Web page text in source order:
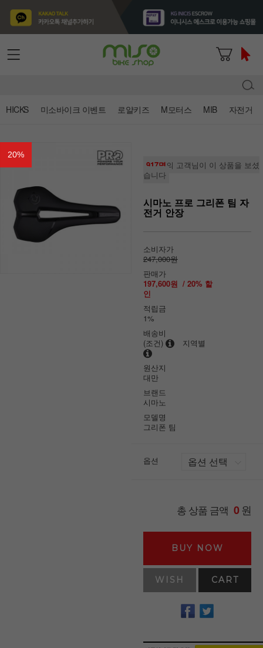
HICKS 미소바이크 이벤트 로얄키즈 M모터스 MIB 자전거
20%
917명의 고객님이 이 상품을 보셨
습니다
시마노 프로 그리폰 팀 자
전거 안장
소비자가
247,000원
판매가
197,600원 / 20% 할
인
적립금
1%
배송비
(조건)
지역별
원산지
대만
브랜드
시마노
모델명
그리폰 팀
옵션
총 상품 금액 0원
BUY NOW
WISH CART